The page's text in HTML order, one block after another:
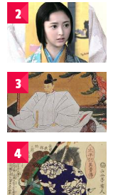
2
3
4